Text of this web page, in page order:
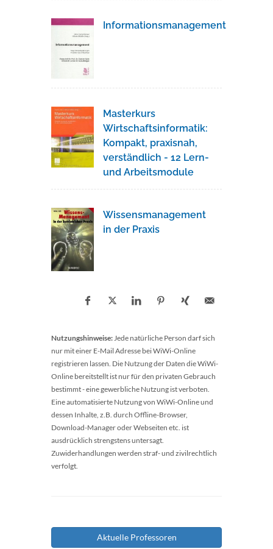
Informationsmanagement
Masterkurs
Wirtschaftsinformatik:
Kompakt, praxisnah,
verständlich - 12 Lern-
und Arbeitsmodule
Wissensmanagement
in der Praxis
Nutzungshinweise: Jede natürliche Person darf sich
nur mit einer E-Mail Adresse bei WiWi-Online
registrieren lassen. Die Nutzung der Daten die WiWi-
Online bereitstellt ist nur für den privaten Gebrauch
bestimmt - eine gewerbliche Nutzung ist verboten.
Eine automatisierte Nutzung von WiWi-Online und
dessen Inhalte, z.B. durch Offline-Browser,
Download-Manager oder Webseiten etc. ist
ausdrücklich strengstens untersagt.
Zuwiderhandlungen werden straf- und zivilrechtlich
verfolgt.
Aktuelle Professoren